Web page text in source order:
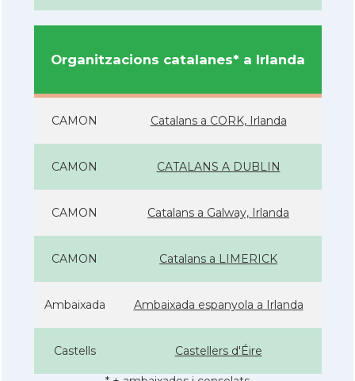
Organitzacions catalanes* a Irlanda
CAMON Catalans a CORK, Irlanda
CAMON CATALANS A DUBLIN
CAMON Catalans a Galway, Irlanda
CAMON Catalans a LIMERICK
Ambaixada Ambaixada espanyola a Irlanda
Castells Castellers d'Éire